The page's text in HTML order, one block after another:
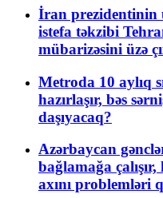
İran prezidentinin
istefa təkzibi
mübarizəsini üzə
Metroda 10 aylıq
hazırlaşır, bəs
daşıyacaq?
Azərbaycan
bağlamağa
axını problemləri